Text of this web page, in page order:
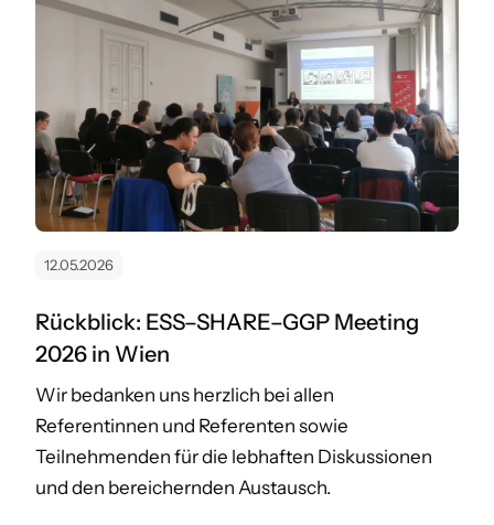
12.05.2026
Rückblick: ESS–SHARE–GGP Meeting
2026 in Wien
Wir bedanken uns herzlich bei allen
Referentinnen und Referenten sowie
Teilnehmenden für die lebhaften Diskussionen
und den bereichernden Austausch.